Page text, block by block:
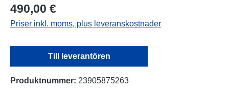
490,00 €
Priser inkl. moms, plus leveranskostnader
Till leverantören
Produktnummer: 23905875263